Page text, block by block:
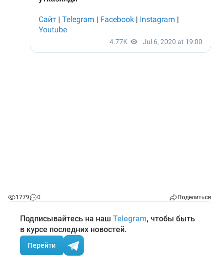
1779 0 Поделиться
Подписывайтесь на наш Telegram, чтобы быть
в курсе последних новостей.
Перейти